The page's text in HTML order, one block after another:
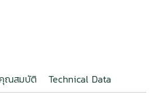
คุณสมบัติ Technical Data